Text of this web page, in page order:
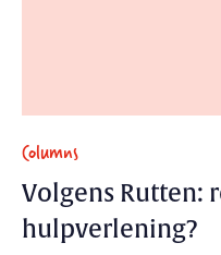
Columns
Volgens Rutten:
hulpverlening?